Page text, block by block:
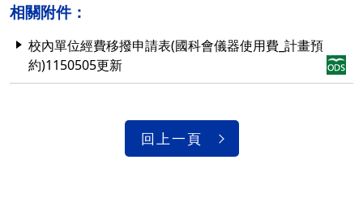
相關附件：
校內單位經費移撥申請表(國科會儀器使用費_計畫預
約)1150505更新
回上一頁